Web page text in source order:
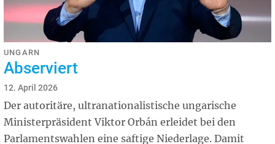
UNGARN
Abserviert
12. April 2026
Der autoritäre, ultranationalistische ungarische
Ministerpräsident Viktor Orbán erleidet bei den
Parlamentswahlen eine saftige Niederlage. Damit